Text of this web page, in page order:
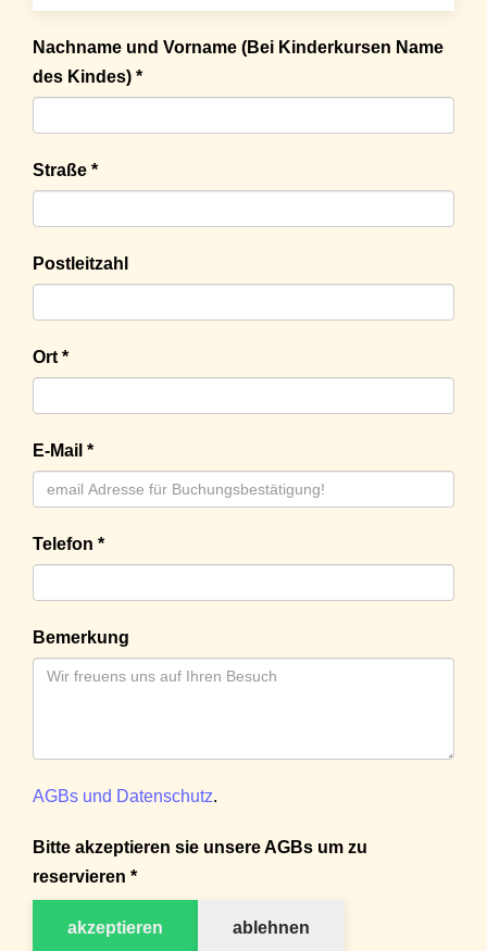
Nachname und Vorname (Bei Kinderkursen Name
des Kindes) *
Straße *
Postleitzahl
Ort *
E-Mail *
Telefon *
Bemerkung
AGBs und Datenschutz.
Bitte akzeptieren sie unsere AGBs um zu
reservieren *
akzeptieren ablehnen